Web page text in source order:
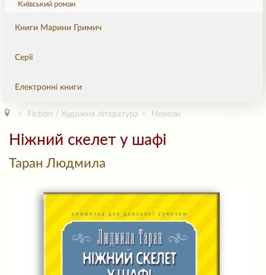
Київський роман
Книги Марини Гримич
Серії
Електронні книги
Fiction / Художня література Новели
Ніжний скелет у шафі
Таран Людмила